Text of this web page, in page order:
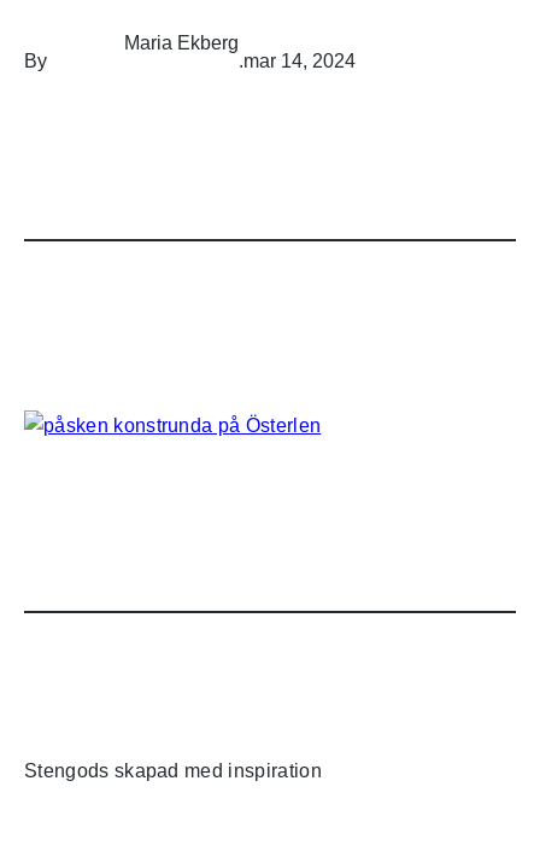
By
Maria Ekberg
.mar 14, 2024
Stengods skapad med inspiration